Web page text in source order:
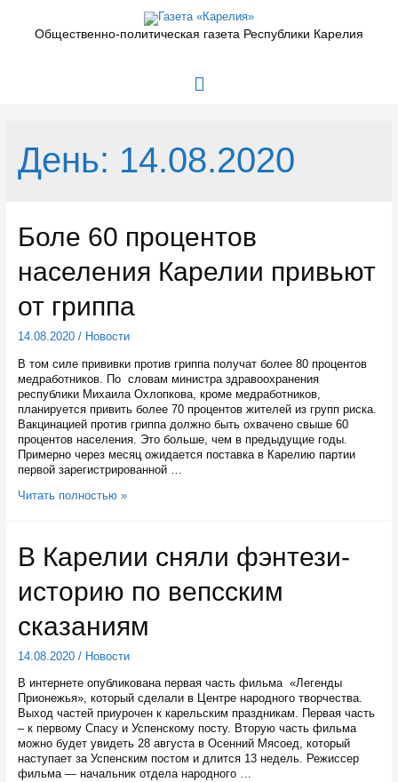
содержимомуОбщественно-политическая газета Республики Карелия
Главное
День: 14.08.2020
Боле 60 процентов
населения Карелии привьют
от гриппа
14.08.2020/ Новости
В том силе прививки против гриппа получат более 80 процентов
медработников. По словам министра здравоохранения
республики Михаила Охлопкова, кроме медработников,
планируется привить более 70 процентов жителей из групп риска.
Вакцинацией против гриппа должно быть охвачено свыше 60
процентов населения. Это больше, чем в предыдущие годы.
Примерно через месяц ожидается поставка в Карелию партии
первой зарегистрированной …
Боле
Карелии
привьют
от
гриппа
Читать полностью »
В Карелии сняли фэнтези-
историю по вепсским
сказаниям
14.08.2020/ Новости
В интернете опубликована первая часть фильма «Легенды
Прионежья», который сделали в Центре народного творчества.
Выход частей приурочен к карельским праздникам. Первая часть
– к первому Спасу и Успенскому посту. Вторую часть фильма
можно будет увидеть 28 августа в Осенний Мясоед, который
наступает за Успенским постом и длится 13 недель. Режиссер
фильма — начальник отдела народного …